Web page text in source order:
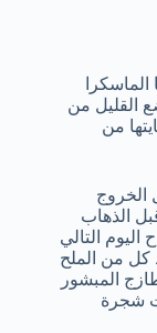
القليل من
من
الذهاب
التالي
من الملح
المبشور
شجرة